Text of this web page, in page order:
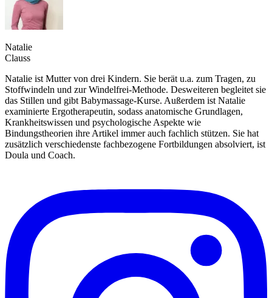
Natalie
Clauss
Natalie ist Mutter von drei Kindern. Sie berät u.a. zum Tragen, zu
Stoffwindeln und zur Windelfrei-Methode. Desweiteren begleitet sie
das Stillen und gibt Babymassage-Kurse. Außerdem ist Natalie
examinierte Ergotherapeutin, sodass anatomische Grundlagen,
Krankheitswissen und psychologische Aspekte wie
Bindungstheorien ihre Artikel immer auch fachlich stützen. Sie hat
zusätzlich verschiedenste fachbezogene Fortbildungen absolviert, ist
Doula und Coach.